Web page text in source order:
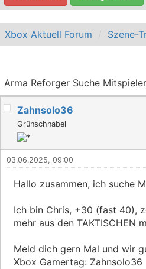
Xbox Aktuell Forum Szene-
Arma Reforger Suche Mitspieler
Zahnsolo36
Grünschnabel
03.06.2025, 09:00
Hallo zusammen, ich suche
Ich bin Chris, +30 (fast 40),
mehr aus den TAKTISCHEN
Meld dich gern Mal und wir
Xbox Gamertag: Zahnsolo36